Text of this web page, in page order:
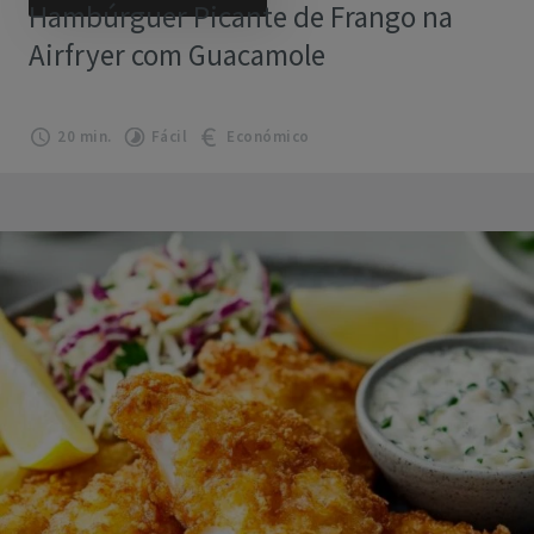
Hambúrguer Picante de Frango na
Airfryer com Guacamole
20 min. Fácil Económico